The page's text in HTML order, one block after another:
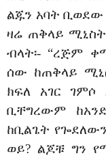
ልጁን አባት
ዛሬ ጠቅላይ
ብላት፡- “ረጅም
ሰው ከጠቅላይ
ክፍለ አገር ገምሶ
ቢቸግረውም
ከቢልጌት
ወይ? ልጆቹ ግን